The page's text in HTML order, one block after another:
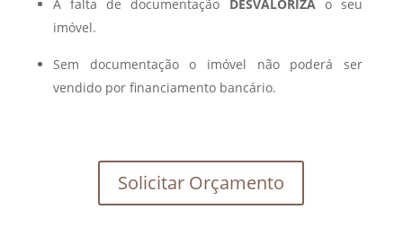
A falta de documentação DESVALORIZAo seu
imóvel.
Sem documentação o imóvel não poderá ser
vendido por financiamento bancário.
Solicitar Orçamento